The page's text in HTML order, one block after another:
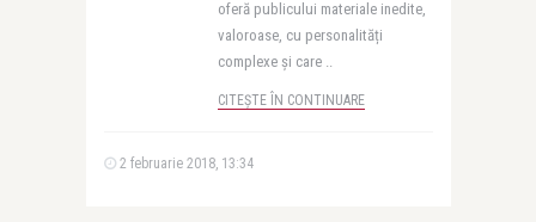
oferă publicului materiale inedite,
valoroase, cu personalități
complexe și care ..
CITEȘTE ÎN CONTINUARE
2 februarie 2018, 13:34